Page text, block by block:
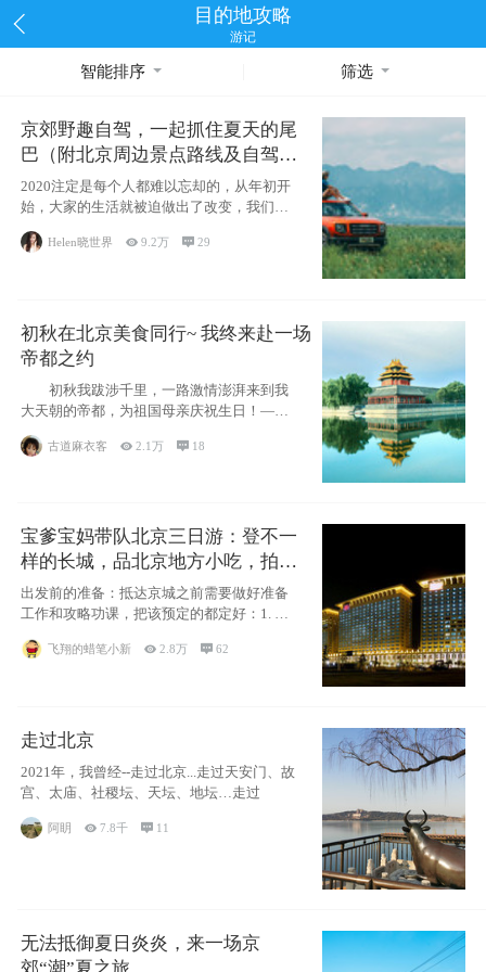
目的地攻略
游记
智能排序 筛选
京郊野趣自驾，一起抓住夏天的尾
巴（附北京周边景点路线及自驾攻
略）
2020注定是每个人都难以忘却的，从年初开
始，大家的生活就被迫做出了改变，我们也
不例外。本来双双辞职是为
Helen晓世界 9.2万 29
初秋在北京美食同行~ 我终来赴一场
帝都之约
初秋我跋涉千里，一路激情澎湃来到我
大天朝的帝都，为祖国母亲庆祝生日！——
古道麻衣客 2.1万  18
宝爹宝妈带队北京三日游：登不一
样的长城，品北京地方小吃，拍盘
古七星夜景！
出发前的准备：抵达京城之前需要做好准备
工作和攻略功课，把该预定的都定好：1. 酒
飞翔的蜡笔小新 2.8万 62
走过北京
2021年，我曾经--走过北京...走过天安门、故
宫、太庙、社稷坛、天坛、地坛…走过
阿眀 7.8千  11
无法抵御夏日炎炎，来一场京